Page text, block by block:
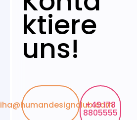
ktiere
uns!
+49 178
8805555